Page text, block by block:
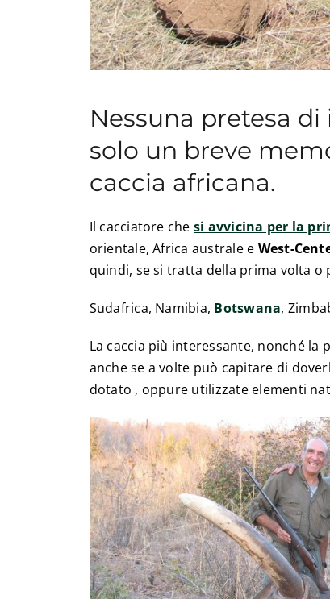
Nessuna pretesa
solo un breve
caccia africana.
Il cacciatore che si avvicina per la
orientale, Africa australe e West-
quindi, se si tratta della prima volta o
Sudafrica, Namibia, Botswana,
La caccia più interessante, nonché la
anche se a volte può capitare di
dotato , oppure utilizzate elementi